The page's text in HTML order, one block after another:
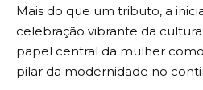
Mais do que um tributo, a
celebração vibrante da
papel central da mulher
pilar da modernidade no